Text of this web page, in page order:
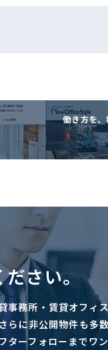
働き方を
さい。
務所・賃貸オフィ
に非公開物件も多数
ターフォローまでワ